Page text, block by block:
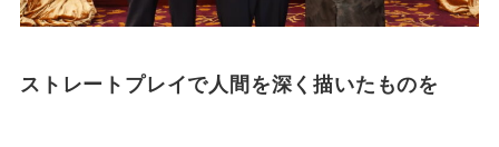
ストレートプレイで人間を深く描いたものを